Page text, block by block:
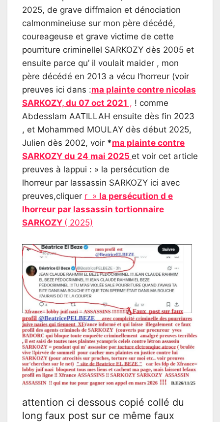
2025, de grave diffmaion et dénociation
calmonmineiuse sur mon père décédé,
coureageuse et grave victime de cette
pourriture criminellel SARKOZY dès 2005 et
ensuite parce qu’ il voulait maider , mon
père décédé en 2013 a vécu l’horreur (voir
preuves ici dans :ma plainte contre nicolas
SARKOZY, du 07 oct 2021 , ! comme
Abdesslam AATILLAH ensuite dès fin 2023
, et Mohammed MOULAY dès début 2025,
Julien dès 2002, voir *ma plainte contre
SARKOZY du 24 mai 2025 et voir cet article
preuves à lappui : » la persécution de
lhorreur par lassassin SARKOZY ici avec
preuves,cliquer r » la persécution d e
lhorreur par lassassin tortionnaire
SARKOZY ( 2025)
attention ci dessous copié collé du
long faux post sur ce même faux